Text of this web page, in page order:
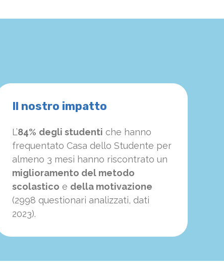
Il nostro impatto
L’84% degli studenti che hanno
frequentato Casa dello Studente per
almeno 3 mesi hanno riscontrato un
miglioramento del metodo
scolastico e della motivazione
(2998 questionari analizzati, dati
2023).